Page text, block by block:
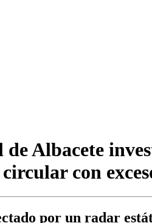
Albacete
con
por un radar